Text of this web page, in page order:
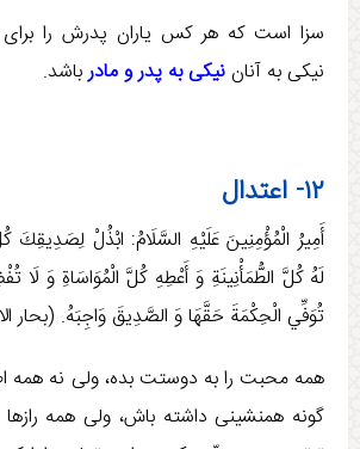
سزا است كه هر كس ياران پدرش را برای
نيكی به آنان نيكی به پدر و مادرباشد.
۱۲- اعتدال
أَمِيرُ الْمُؤْمِنِينَ عَلَيْهِ السَّلَامُ: ابْذُلْ لِصَدِيقِكَ
لَهُ كُلَّ الطُّمَأْنِينَةِ وَ أَعْطِهِ كُلَّ الْمُوَاسَاةِ وَ لَا
تُوَفِّي الْحِكْمَةَ حَقَّهَا وَ الصَّدِيقَ وَاجِبَهُ. (بحار الانوار ج
همه محبت را به دوستت بده، ولی نه همه
گونه همنشینی داشته باش، ولی همه رازها